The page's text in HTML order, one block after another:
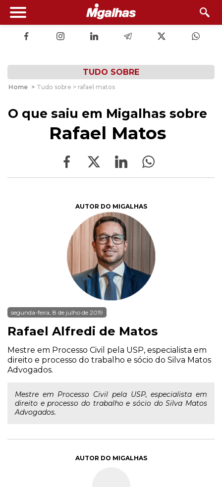
TUDO SOBRE
Home > Tudo sobre > rafael matos
O que saiu em Migalhas sobre
Rafael Matos
AUTOR DO MIGALHAS
segunda-feira, 8 de julho de 2019
Rafael Alfredi de Matos
Mestre em Processo Civil pela USP, especialista em
direito e processo do trabalho e sócio do Silva Matos
Advogados.
Mestre em Processo Civil pela USP, especialista em
direito e processo do trabalho e sócio do Silva Matos
Advogados.
AUTOR DO MIGALHAS